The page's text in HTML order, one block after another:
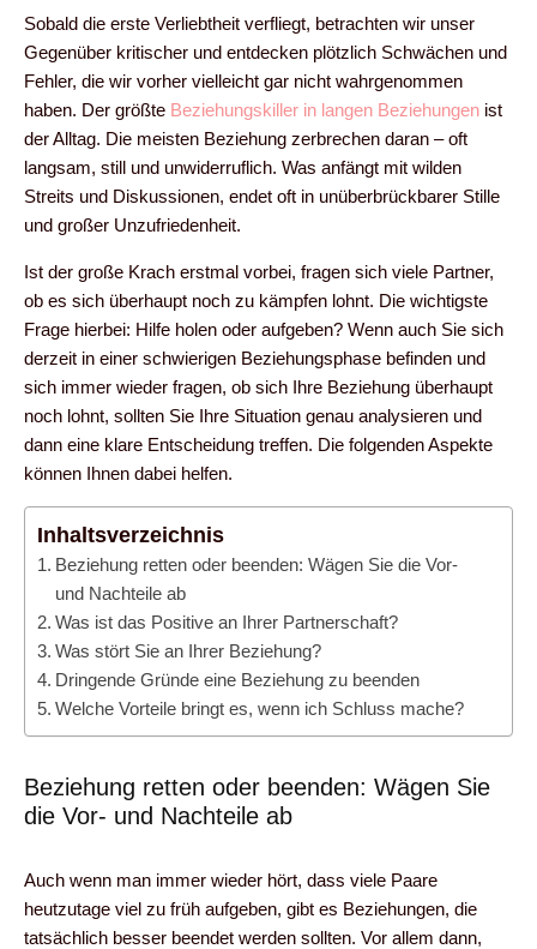
Sobald die erste Verliebtheit verfliegt, betrachten wir unser
Gegenüber kritischer und entdecken plötzlich Schwächen und
Fehler, die wir vorher vielleicht gar nicht wahrgenommen
haben. Der größte Beziehungskiller in langen Beziehungen ist
der Alltag. Die meisten Beziehung zerbrechen daran – oft
langsam, still und unwiderruflich. Was anfängt mit wilden
Streits und Diskussionen, endet oft in unüberbrückbarer Stille
und großer Unzufriedenheit.
Ist der große Krach erstmal vorbei, fragen sich viele Partner,
ob es sich überhaupt noch zu kämpfen lohnt. Die wichtigste
Frage hierbei: Hilfe holen oder aufgeben? Wenn auch Sie sich
derzeit in einer schwierigen Beziehungsphase befinden und
sich immer wieder fragen, ob sich Ihre Beziehung überhaupt
noch lohnt, sollten Sie Ihre Situation genau analysieren und
dann eine klare Entscheidung treffen. Die folgenden Aspekte
können Ihnen dabei helfen.
Inhaltsverzeichnis
Beziehung retten oder beenden: Wägen Sie die Vor-
und Nachteile ab
Was ist das Positive an Ihrer Partnerschaft?
Was stört Sie an Ihrer Beziehung?
Dringende Gründe eine Beziehung zu beenden
Welche Vorteile bringt es, wenn ich Schluss mache?
Beziehung retten oder beenden: Wägen Sie
die Vor- und Nachteile ab
Auch wenn man immer wieder hört, dass viele Paare
heutzutage viel zu früh aufgeben, gibt es Beziehungen, die
tatsächlich besser beendet werden sollten. Vor allem dann,